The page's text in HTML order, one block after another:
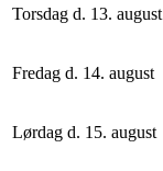
Torsdag d. 13. august
Fredag d. 14. august
Lørdag d. 15. august